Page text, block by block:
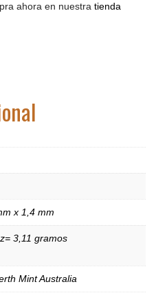
ahora en nuestra tienda
x 1,4 mm
3,11 gramos
Mint Australia